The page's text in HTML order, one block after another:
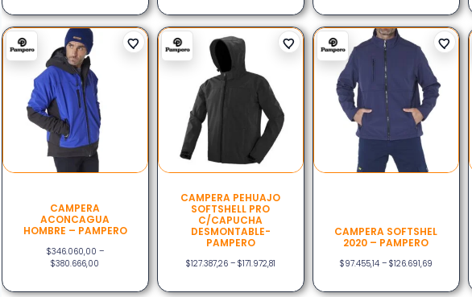
CAMPERA
ACONCAGUA
HOMBRE – PAMPERO
$346.060,00 –
$380.666,00
CAMPERA PEHUAJO
SOFTSHELL PRO
C/CAPUCHA
DESMONTABLE-
PAMPERO
$127.387,26 – $171.972,81
CAMPERA SOFTSHEL
2020 – PAMPERO
$97.455,14 – $126.691,69